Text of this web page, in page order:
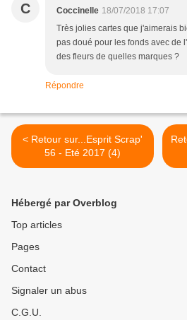
C Coccinelle 18/07/2018 17:07
Très jolies cartes que j'aimerais
pas doué pour les fonds avec de
des fleurs de quelles marques ?
Répondre
< Retour sur...Esprit Scrap'
56 - Eté 2017 (4)
Hébergé par Overblog
Top articles
Pages
Contact
Signaler un abus
C.G.U.